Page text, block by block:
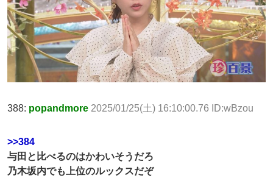
388: popandmore 2025/01/25(土) 16:10:00.76 ID:wBzou
>>384
与田と比べるのはかわいそうだろ
乃木坂内でも上位のルックスだぞ